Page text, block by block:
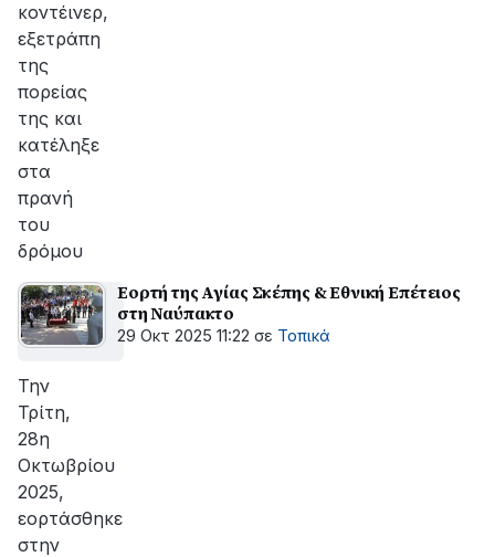
κοντέινερ,
εξετράπη
της
πορείας
της και
κατέληξε
στα
πρανή
του
δρόμου
Εορτή της Αγίας Σκέπης & Εθνική Επέτειος
στη Ναύπακτο
29 Οκτ 2025 11:22 σε Τοπικά
Την
Τρίτη,
28η
Οκτωβρίου
2025,
εορτάσθηκε
στην